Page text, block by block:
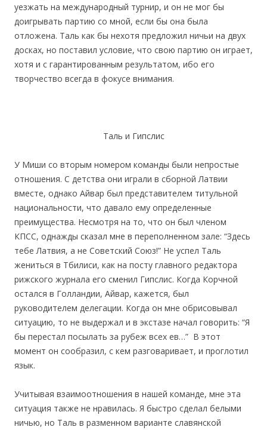
уезжать на международный турнир, и он не мог бы
доигрывать партию со мной, если бы она была
отложена. Таль как бы нехотя предложил ничьи на двух
досках, но поставил условие, что свою партию он играет,
хотя и с гарантированным результатом, ибо его
творчество всегда в фокусе внимания.
Таль и Гипслис
У Миши со вторым номером команды были непростые
отношения. С детства они играли в сборной Латвии
вместе, однако Айвар был представителем титульной
национальности, что давало ему определенные
преимущества. Несмотря на то, что он был членом
КПСС, однажды сказал мне в переполненном зале: “Здесь
тебе Латвия, а не Советский Союз!” Не успел Таль
жениться в Тбилиси, как на посту главного редактора
рижского журнала его сменил Гипслис. Когда Корчной
остался в Голландии, Айвар, кажется, был
руководителем делегации. Когда он мне обрисовывал
ситуацию, то не выдержал и в экстазе начал говорить: “Я
бы перестал посылать за рубеж всех ев…” В этот
момент он сообразил, с кем разговаривает, и проглотил
язык.
Учитывая взаимоотношения в нашей команде, мне эта
ситуация также не нравилась. Я быстро сделал белыми
ничью, но Таль в разменном варианте славянской